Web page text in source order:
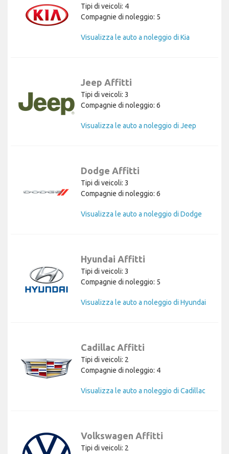
Tipi di veicoli: 4
Compagnie di noleggio: 5
Visualizza le auto a noleggio di Kia
Jeep Affitti
Tipi di veicoli: 3
Compagnie di noleggio: 6
Visualizza le auto a noleggio di Jeep
Dodge Affitti
Tipi di veicoli: 3
Compagnie di noleggio: 6
Visualizza le auto a noleggio di Dodge
Hyundai Affitti
Tipi di veicoli: 3
Compagnie di noleggio: 5
Visualizza le auto a noleggio di Hyundai
Cadillac Affitti
Tipi di veicoli: 2
Compagnie di noleggio: 4
Visualizza le auto a noleggio di Cadillac
Volkswagen Affitti
Tipi di veicoli: 2